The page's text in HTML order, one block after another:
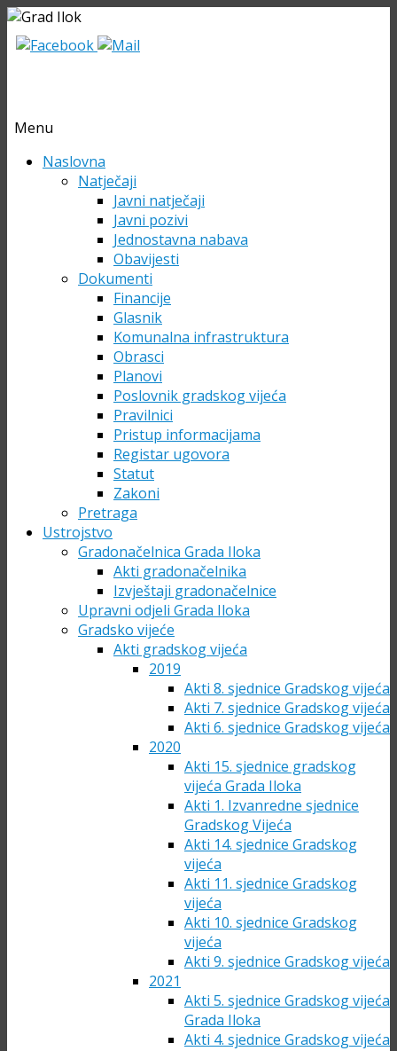
Menu
Skip Naslovna
Natječaji
Javni natječaji
Javni pozivi
Jednostavna nabava
Obavijesti
Dokumenti
Financije
Glasnik
Komunalna infrastruktura
Obrasci
Planovi
Poslovnik gradskog vijeća
Pravilnici
Pristup informacijama
Registar ugovora
Statut
Zakoni
Pretraga
Ustrojstvo
Gradonačelnica Grada Iloka
Akti gradonačelnika
Izvještaji gradonačelnice
Upravni odjeli Grada Iloka
Gradsko vijeće
Akti gradskog vijeća
2019
Akti 8. sjednice Gradskog vijeća
Akti 7. sjednice Gradskog vijeća
Akti 6. sjednice Gradskog vijeća
2020
Akti 15. sjednice gradskog
vijeća Grada Iloka
Akti 1. Izvanredne sjednice
Gradskog Vijeća
Akti 14. sjednice Gradskog
vijeća
Akti 11. sjednice Gradskog
vijeća
Akti 10. sjednice Gradskog
vijeća
Akti 9. sjednice Gradskog vijeća
2021
Akti 5. sjednice Gradskog vijeća
Grada Iloka
Akti 4. sjednice Gradskog vijeća